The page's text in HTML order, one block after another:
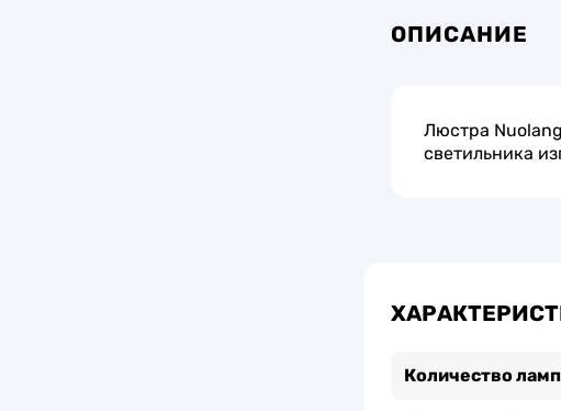
ОПИСАНИЕ
Люстра
светильника
Количество ламп